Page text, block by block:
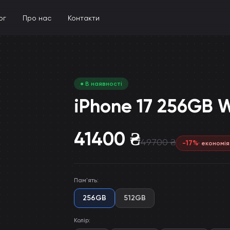
Про нас Контакти
● В наявності
iPhone 17 256GB
41400 ₴49700₴ -17%·
Пам'ять:
256GB 512GB
Колір: